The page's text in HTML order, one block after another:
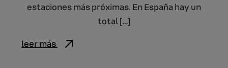
estaciones más próximas. En España hay un
total […]
leer más